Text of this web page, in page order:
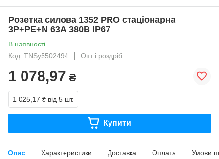
Розетка силова 1352 PRO стаціонарна
3Р+PЕ+N 63А 380В IP67
В наявності
Код: TNSy5502494
Опт і роздріб
1 078,97 ₴
1 025,17 ₴ від 5 шт.
Купити
Опис Характеристики Доставка Оплата Умови